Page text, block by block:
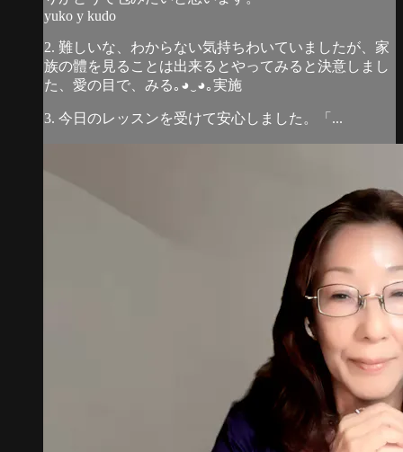
yuko y kudo
2. 難しいな、わからない気持ちわいていましたが、家
族の體を見ることは出来るとやってみると決意しまし
た、愛の目で、みる｡⁠◕⁠‿⁠◕⁠｡実施
3. 今日のレッスンを受けて安心しました。「...